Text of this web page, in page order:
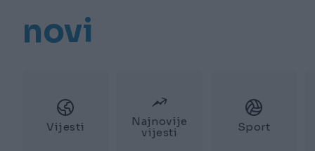
novi
Vijesti
Najnovije
vijesti
Sport